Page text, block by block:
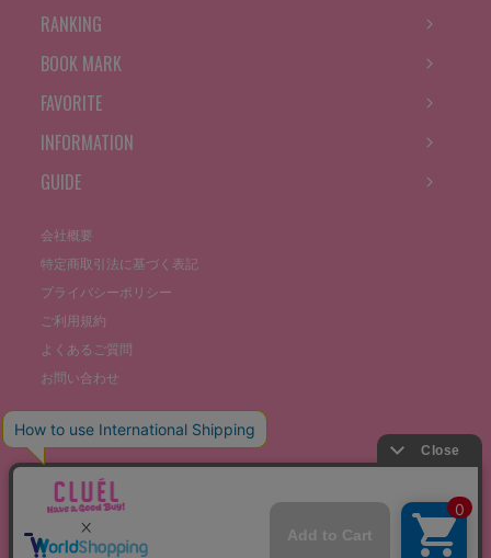
RANKING
BOOK MARK
FAVORITE
INFORMATION
GUIDE
会社概要
特定商取引法に基づく表記
プライバシーポリシー
ご利用規約
よくあるご質問
お問い合わせ
©THE STOCKS CO., LTD